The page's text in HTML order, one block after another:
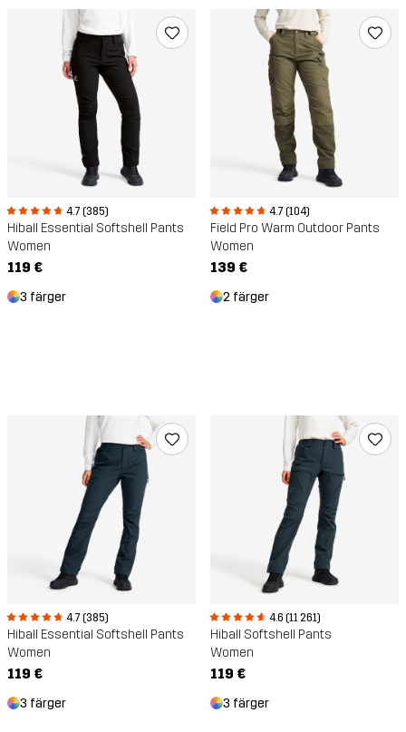
4.7 (385)
Hiball Essential Softshell Pants
Women
119 €
3 färger
4.7 (104)
Field Pro Warm Outdoor Pants
Women
139 €
2 färger
4.7 (385)
Hiball Essential Softshell Pants
Women
119 €
3 färger
4.6 (11 261)
Hiball Softshell Pants
Women
119 €
3 färger